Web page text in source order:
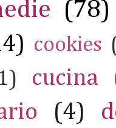
(78)
cookies
cucina
(4)